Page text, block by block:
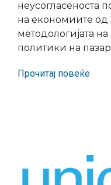
неусогласеноста
на економиите од
методологијата на
политики на
Прочитај повеќе